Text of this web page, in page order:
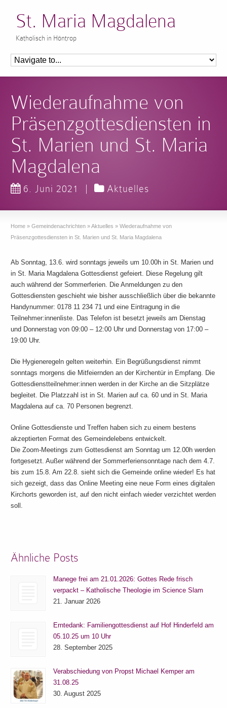
St. Maria Magdalena
Katholisch in Höntrop
Wiederaufnahme von
Präsenzgottesdiensten in
St. Marien und St. Maria
Magdalena
6. Juni 2021 | Aktuelles
Home » Gemeindenachrichten »Aktuelles » Wiederaufnahme von
Präsenzgottesdiensten in St. Marien und St. Maria Magdalena
Ab Sonntag, 13.6. wird sonntags jeweils um 10.00h in St. Marien und
in St. Maria Magdalena Gottesdienst gefeiert. Diese Regelung gilt
auch während der Sommerferien. Die Anmeldungen zu den
Gottesdiensten geschieht wie bisher ausschließlich über die bekannte
Handynummer: 0178 11 234 71 und eine Eintragung in die
Teilnehmer:innenliste. Das Telefon ist besetzt jeweils am Dienstag
und Donnerstag von 09:00 – 12:00 Uhr und Donnerstag von 17:00 –
19:00 Uhr.
Die Hygieneregeln gelten weiterhin. Ein Begrüßungsdienst nimmt
sonntags morgens die Mitfeiernden an der Kirchentür in Empfang. Die
Gottesdienstteilnehmer:innen werden in der Kirche an die Sitzplätze
begleitet. Die Platzzahl ist in St. Marien auf ca. 60 und in St. Maria
Magdalena auf ca. 70 Personen begrenzt.
Online Gottesdienste und Treffen haben sich zu einem bestens
akzeptierten Format des Gemeindelebens entwickelt.
Die Zoom-Meetings zum Gottesdienst am Sonntag um 12.00h werden
fortgesetzt. Außer während der Sommerferiensonntage nach dem 4.7.
bis zum 15.8. Am 22.8. sieht sich die Gemeinde online wieder! Es hat
sich gezeigt, dass das Online Meeting eine neue Form eines digitalen
Kirchorts geworden ist, auf den nicht einfach wieder verzichtet werden
soll.
Ähnliche Posts
Manege frei am 21.01.2026: Gottes Rede frisch
verpackt – Katholische Theologie im Science Slam
21. Januar 2026
Erntedank: Familiengottesdienst auf Hof Hinderfeld am
05.10.25 um 10 Uhr
28. September 2025
Verabschiedung von Propst Michael Kemper am
31.08.25
30. August 2025